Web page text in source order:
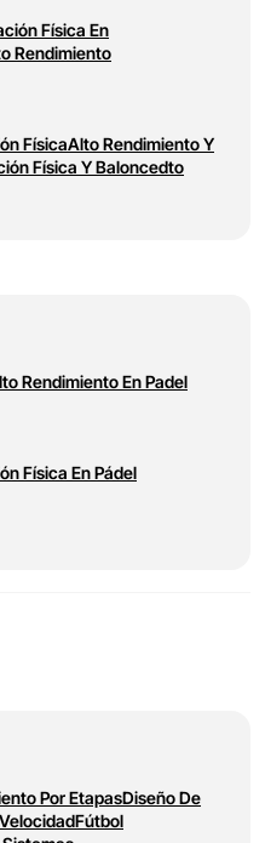
Física En
Rendimiento
FísicaAlto Rendimiento Y
Física Y Baloncedto
Rendimiento En Padel
Física En Pádel
Por EtapasDiseño De
Fútbol